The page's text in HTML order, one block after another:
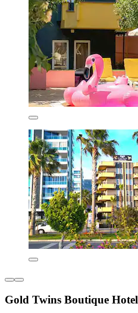
Gold Twins Boutique Hotel